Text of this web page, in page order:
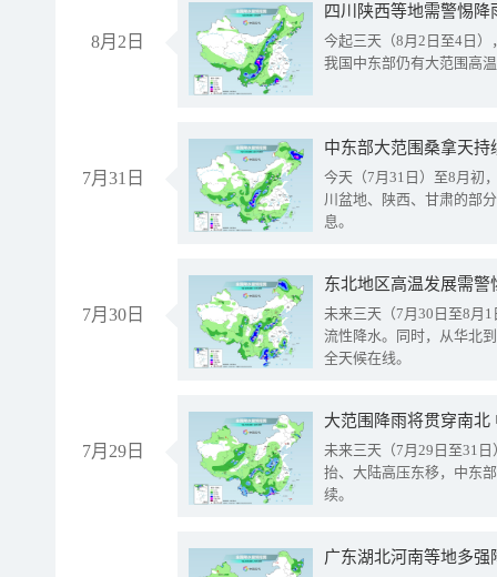
8月2日
今起三天（8月2日至4日
我国中东部仍有大范围高
7月31日
中东部大范围桑拿天
今天（7月31日）至8月初
川盆地、陕西、甘肃的部
息。
7月30日
东北地区高温发展需
未来三天（7月30日至8月
流性降水。同时，从华北
全天候在线。
7月29日
大范围降雨将贯穿南
未来三天（7月29日至31
抬、大陆高压东移，中东
续。
广东湖北河南等地多